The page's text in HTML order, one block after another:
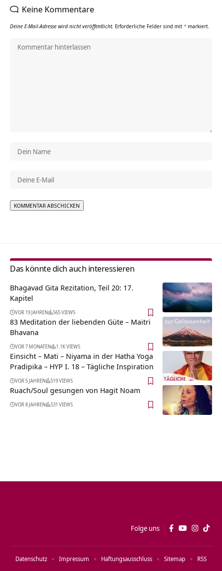
Keine Kommentare
Deine E-Mail-Adresse wird nicht veröffentlicht. Erforderliche Felder sind mit * markiert.
Das könnte dich auch interessieren
Bhagavad Gita Rezitation, Teil 20: 17.
Kapitel
VOR 19 JAHREN 565 VIEWS
83 Meditation der liebenden Güte – Maitri
Bhavana
VOR 7 MONATEN 1.1K VIEWS
Einsicht – Mati – Niyama in der Hatha Yoga
Pradipika – HYP I. 18 – Tägliche Inspiration
VOR 5 JAHREN 519 VIEWS
Ruach/Soul gesungen von Hagit Noam
VOR 8 JAHREN 531 VIEWS
Folge uns
Datenschutz Impressum Haftungsausschluss Sitemap RSS